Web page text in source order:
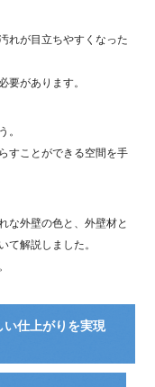
れが目立ちやすくなった
要があります。
。
すことができる空間を手
な外壁の色と、外壁材と
て解説しました。
い仕上がりを実現